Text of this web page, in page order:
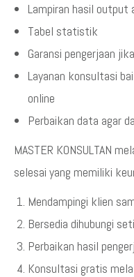
Lampiran hasil output
Tabel statistik
Garansi pengerjaan
Layanan konsultasi
online
Perbaikan data agar
MASTER KONSULTAN
selesai yang memiliki
Mendampingi klien
Bersedia dihubungi
Perbaikan hasil
Konsultasi gratis